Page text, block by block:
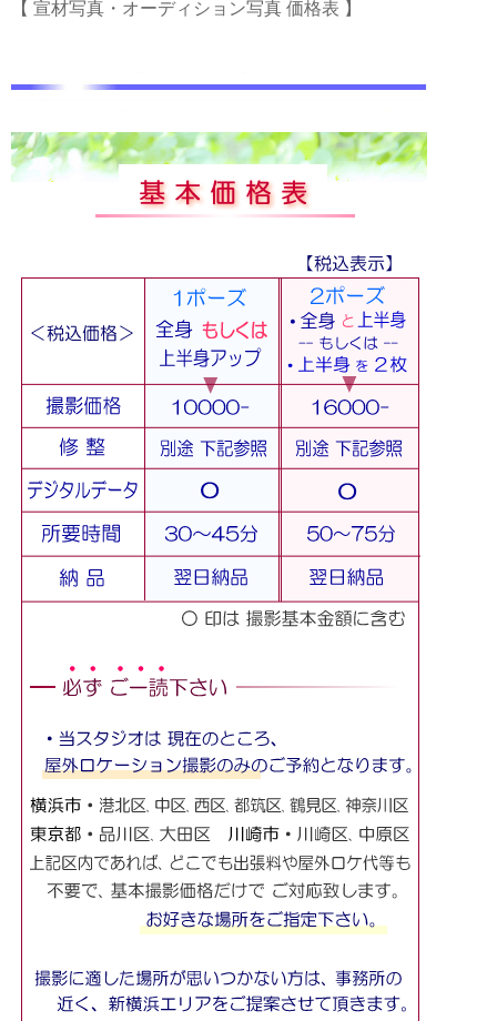
【 宣材写真・オーディション写真 価格表 】